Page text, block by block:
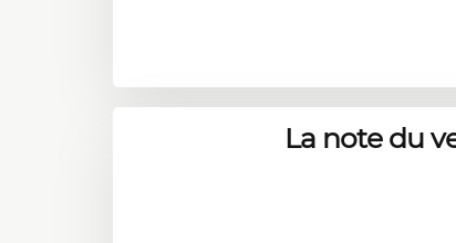
La note du